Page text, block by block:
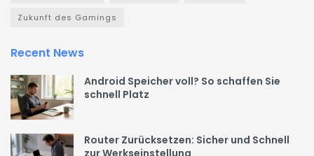
Zukunft des Gamings
Recent News
Android Speicher voll? So schaffen Sie
schnell Platz
Router Zurücksetzen: Sicher und Schnell